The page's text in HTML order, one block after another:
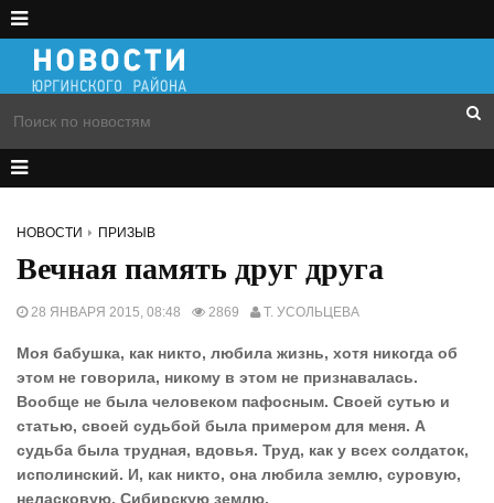
НОВОСТИ ПРИЗЫВ
Вечная память друг друга
28 ЯНВАРЯ 2015, 08:48 2869 Т. УСОЛЬЦЕВА
Моя бабушка, как никто, любила жизнь, хотя никогда об
этом не говорила, никому в этом не признавалась.
Вообще не была человеком пафосным. Своей сутью и
статью, своей судьбой была примером для меня. А
судьба была трудная, вдовья. Труд, как у всех солдаток,
исполинский. И, как никто, она любила землю, суровую,
неласковую. Сибирскую землю.